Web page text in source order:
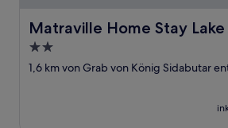
Matraville Home Stay Lake
Matraville Home Stay Lake Toba
2.0-
Sterne-
1,6 km von Grab von König Sidabutar